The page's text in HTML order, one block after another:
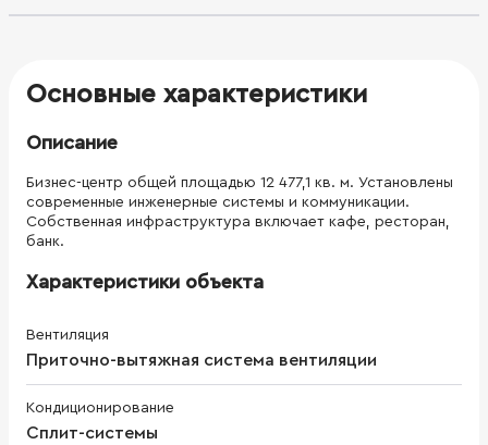
Основные характеристики
Описание
Бизнес-центр общей площадью 12 477,1 кв. м. Установлены
современные инженерные системы и коммуникации.
Собственная инфраструктура включает кафе, ресторан,
банк.
Характеристики объекта
Вентиляция
Приточно-вытяжная система вентиляции
Кондиционирование
Сплит-системы